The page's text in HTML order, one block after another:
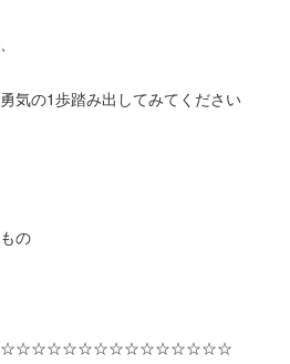
気の1歩踏み出してみてください
もの